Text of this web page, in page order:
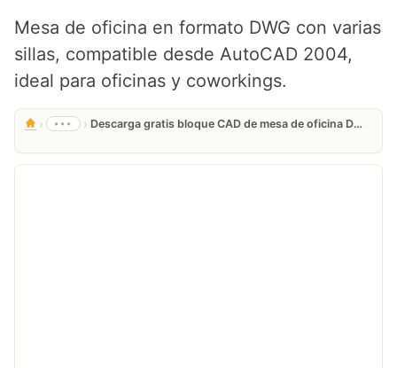
Mesa de oficina en formato DWG con varias
sillas, compatible desde AutoCAD 2004,
ideal para oficinas y coworkings.
› ••• › Descarga gratis bloque CAD de mesa de oficina DWG